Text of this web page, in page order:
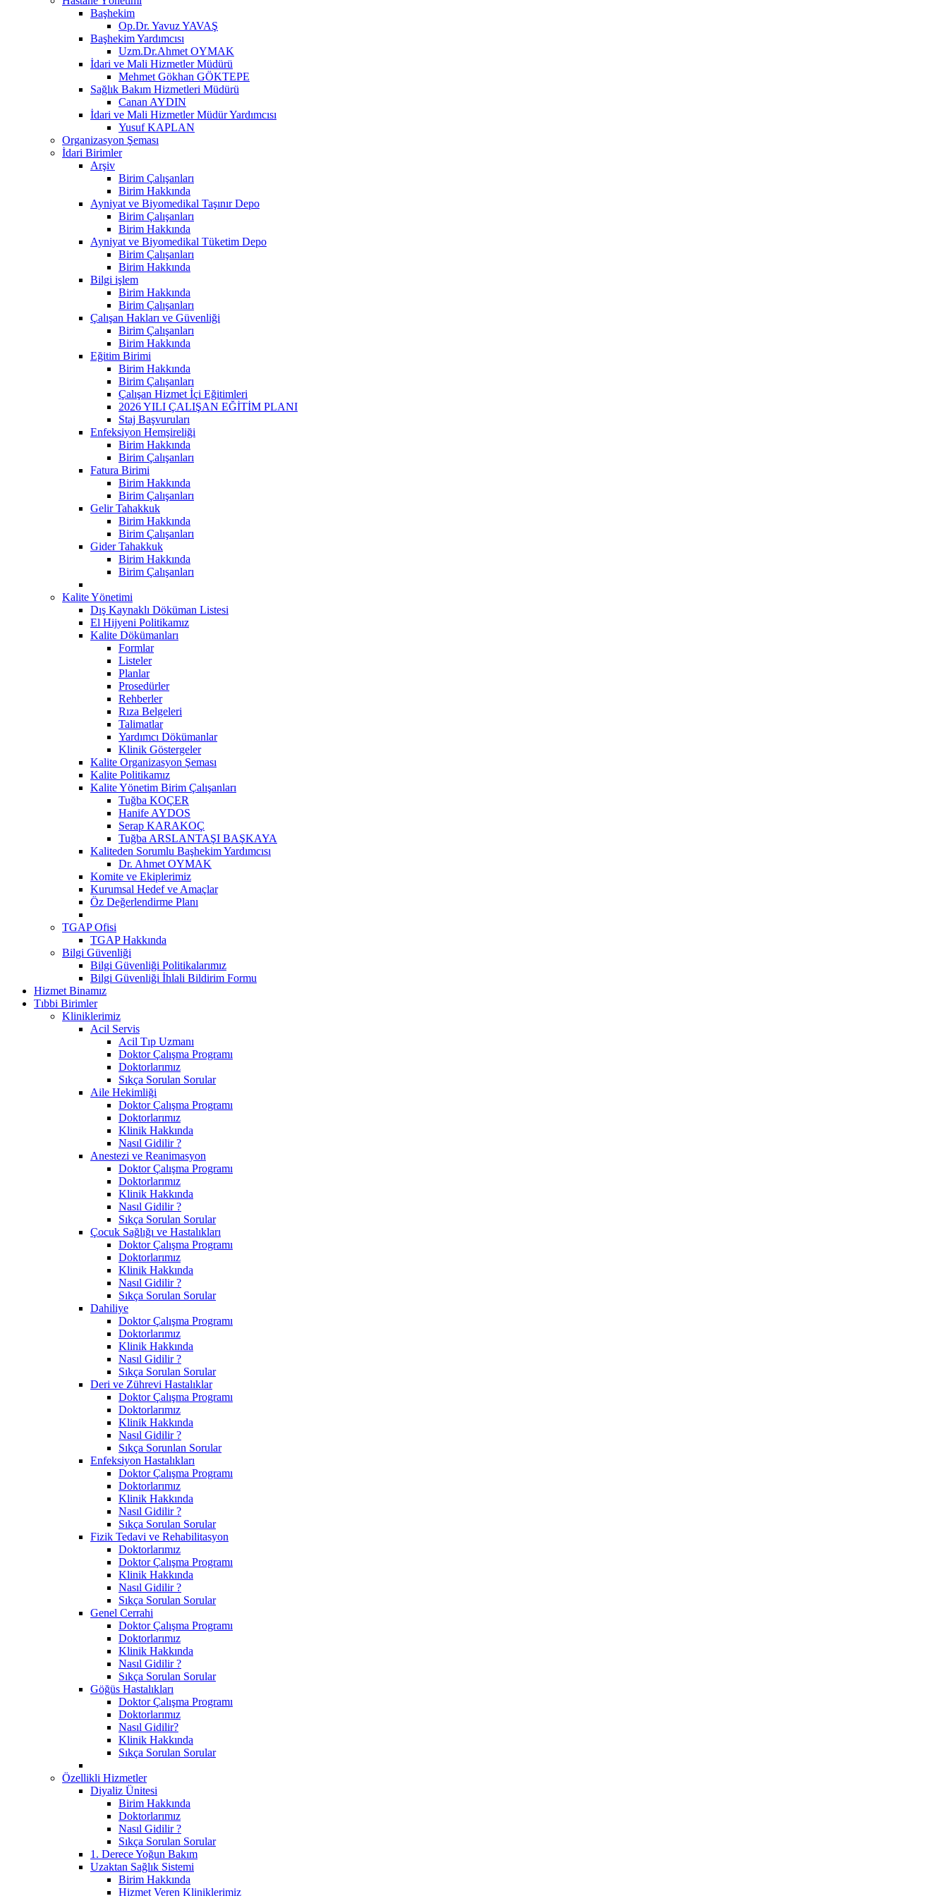
Başhekim
Op.Dr. Yavuz YAVAŞ
Başhekim Yardımcısı
Uzm.Dr.Ahmet OYMAK
İdari ve Mali Hizmetler Müdürü
Mehmet Gökhan GÖKTEPE
Sağlık Bakım Hizmetleri Müdürü
Canan AYDIN
İdari ve Mali Hizmetler Müdür Yardımcısı
Yusuf KAPLAN
Organizasyon Şeması
İdari Birimler
Arşiv
Birim Çalışanları
Birim Hakkında
Ayniyat ve Biyomedikal Taşınır Depo
Birim Çalışanları
Birim Hakkında
Ayniyat ve Biyomedikal Tüketim Depo
Birim Çalışanları
Birim Hakkında
Bilgi işlem
Birim Hakkında
Birim Çalışanları
Çalışan Hakları ve Güvenliği
Birim Çalışanları
Birim Hakkında
Eğitim Birimi
Birim Hakkında
Birim Çalışanları
Çalışan Hizmet İçi Eğitimleri
2026 YILI ÇALIŞAN EĞİTİM PLANI
Staj Başvuruları
Enfeksiyon Hemşireliği
Birim Hakkında
Birim Çalışanları
Fatura Birimi
Birim Hakkında
Birim Çalışanları
Gelir Tahakkuk
Birim Hakkında
Birim Çalışanları
Gider Tahakkuk
Birim Hakkında
Birim Çalışanları
Kalite Yönetimi
Dış Kaynaklı Döküman Listesi
El Hijyeni Politikamız
Kalite Dökümanları
Formlar
Listeler
Planlar
Prosedürler
Rehberler
Rıza Belgeleri
Talimatlar
Yardımcı Dökümanlar
Klinik Göstergeler
Kalite Organizasyon Şeması
Kalite Politikamız
Kalite Yönetim Birim Çalışanları
Tuğba KOÇER
Hanife AYDOS
Serap KARAKOÇ
Tuğba ARSLANTAŞI BAŞKAYA
Kaliteden Sorumlu Başhekim Yardımcısı
Dr. Ahmet OYMAK
Komite ve Ekiplerimiz
Kurumsal Hedef ve Amaçlar
Öz Değerlendirme Planı
TGAP Ofisi
TGAP Hakkında
Bilgi Güvenliği
Bilgi Güvenliği Politikalarımız
Bilgi Güvenliği İhlali Bildirim Formu
Hizmet Binamız
Tıbbi Birimler
Kliniklerimiz
Acil Servis
Acil Tıp Uzmanı
Doktor Çalışma Programı
Doktorlarımız
Sıkça Sorulan Sorular
Aile Hekimliği
Doktor Çalışma Programı
Doktorlarımız
Klinik Hakkında
Nasıl Gidilir ?
Anestezi ve Reanimasyon
Doktor Çalışma Programı
Doktorlarımız
Klinik Hakkında
Nasıl Gidilir ?
Sıkça Sorulan Sorular
Çocuk Sağlığı ve Hastalıkları
Doktor Çalışma Programı
Doktorlarımız
Klinik Hakkında
Nasıl Gidilir ?
Sıkça Sorulan Sorular
Dahiliye
Doktor Çalışma Programı
Doktorlarımız
Klinik Hakkında
Nasıl Gidilir ?
Sıkça Sorulan Sorular
Deri ve Zührevi Hastalıklar
Doktor Çalışma Programı
Doktorlarımız
Klinik Hakkında
Nasıl Gidilir ?
Sıkça Sorunlan Sorular
Enfeksiyon Hastalıkları
Doktor Çalışma Programı
Doktorlarımız
Klinik Hakkında
Nasıl Gidilir ?
Sıkça Sorulan Sorular
Fizik Tedavi ve Rehabilitasyon
Doktorlarımız
Doktor Çalışma Programı
Klinik Hakkında
Nasıl Gidilir ?
Sıkça Sorulan Sorular
Genel Cerrahi
Doktor Çalışma Programı
Doktorlarımız
Klinik Hakkında
Nasıl Gidilir ?
Sıkça Sorulan Sorular
Göğüs Hastalıkları
Doktor Çalışma Programı
Doktorlarımız
Nasıl Gidilir?
Klinik Hakkında
Sıkça Sorulan Sorular
Özellikli Hizmetler
Diyaliz Ünitesi
Birim Hakkında
Doktorlarımız
Nasıl Gidilir ?
Sıkça Sorulan Sorular
1. Derece Yoğun Bakım
Uzaktan Sağlık Sistemi
Birim Hakkında
Hizmet Veren Kliniklerimiz